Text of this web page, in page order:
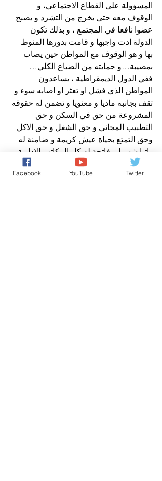
المسؤولة على القطاع الاجتماعي، و
الوقوف معه حتى يخرج من التشرد و يصبح
عضوا نافعا في المجتمع ، و بذلك تكون
الدولة ادت واجبها و قامت بدورها المنوط
بها و هو الوقوف مع المواطن حين يصاب
بمصيبة…و حمايته من الضياع الكلي…
ففي الدول الديمقراطية ، يساعدون
المواطن الذي فشل او تعثر او اصابه سوء و
تقف بجانبه ماديا و معنويا و تضمن له حقوقه
المشروعة من حق في السكن و حق
التطبيب المجاني و حق الشغل و حق الاكل
وحق التمتع بحياة عيش كريمة و ضامنة له
راتبا شهريا و فاتحة له كل المكاتب الادارية
لمساعدته من اطباء نفسانيين و اختصاصيين
و ترويض و مساعدته على ايجاد شغل …فان
Facebook YouTube Twitter